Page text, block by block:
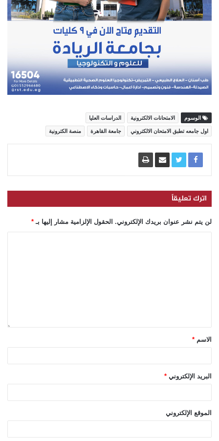
الوسوم الامتحانات الالكترونية الدراسات العليا
اول جامعه تطبق الامتحان الالكتروني جامعة القاهرة منصة الكترونية
اترك تعليقاً
لن يتم نشر عنوان بريدك الإلكتروني. الحقول الإلزامية مشار إليها بـ *
الاسم *
البريد الإلكتروني *
الموقع الإلكتروني